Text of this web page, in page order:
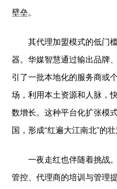
壁垒。
其代理加盟模式的低门
器。华媒智慧通过输出品牌
引了一批本地化的服务商或
场，利用本土资源和人脉，
数增长。这种平台化扩张模
国，形成“红遍大江南北”的壮
一夜走红也伴随着挑战
管控、代理商的培训与管理